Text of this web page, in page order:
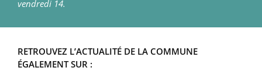
vendredi 14.
RETROUVEZ L’ACTUALITÉ DE LA COMMUNE
ÉGALEMENT SUR :